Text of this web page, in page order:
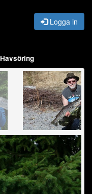
Logga in
Havsöring